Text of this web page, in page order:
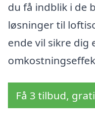
du få indblik i de
løsninger til
ende vil sikre dig
Få 3 tilbud,